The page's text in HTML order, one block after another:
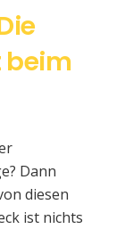
Dann
diesen
ist nichts